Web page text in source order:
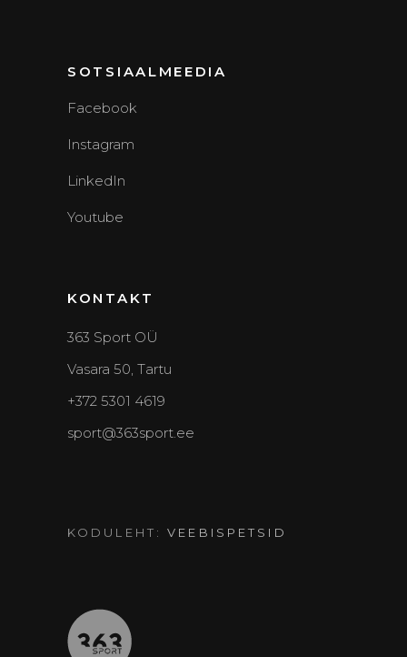
SOTSIAALMEEDIA
Facebook
Instagram
LinkedIn
Youtube
KONTAKT
363 Sport OÜ
Vasara 50, Tartu
+372 5301 4619
sport@363sport.ee
KODULEHT:VEEBISPETSID